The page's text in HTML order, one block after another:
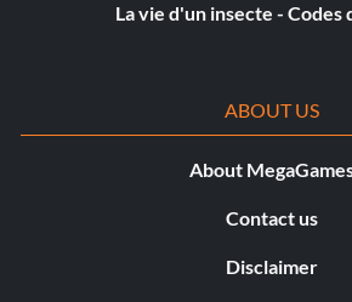
La vie d'un insecte - Codes
ABOUT US
About
Contact us
Disclaimer